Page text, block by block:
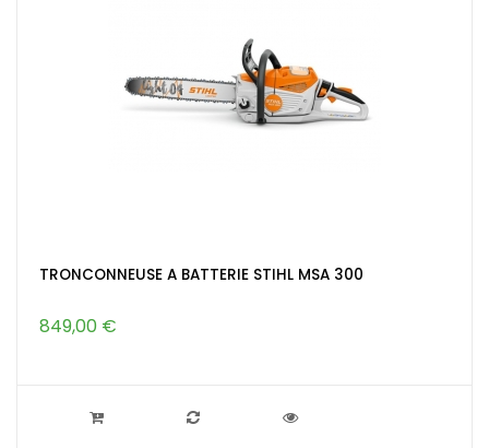
TRONCONNEUSE A BATTERIE STIHL MSA 300
849,00 €